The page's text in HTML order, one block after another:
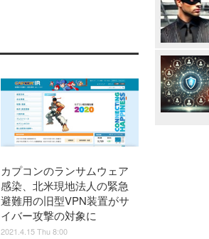
カプコンのランサムウェア
感染、北米現地法人の緊急
避難用の旧型VPN装置がサ
イバー攻撃の対象に
2021.4.15 Thu 8:00